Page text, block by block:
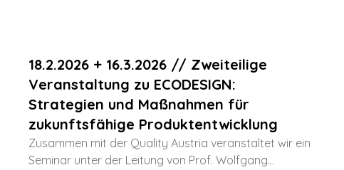
18.2.2026 + 16.3.2026 // Zweiteilige
Veranstaltung zu ECODESIGN:
Strategien und Maßnahmen für
zukunftsfähige Produktentwicklung
Zusammen mit der Quality Austria veranstaltet wir ein
Seminar unter der Leitung von Prof. Wolfgang...